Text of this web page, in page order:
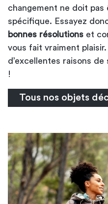
changement ne doit pas
spécifique. Essayez
bonnes résolutions et
vous fait vraiment
d’excellentes raisons de
!
Tous nos objets